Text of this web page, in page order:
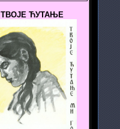
ТВОЈЕ ЋУТАЊЕ